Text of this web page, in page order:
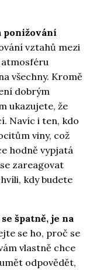
ponižování
vztahů mezi
všechny. Kromě
dobrým
ukazujete, že
Navíc i ten, kdo
viny, což
hodně vypjatá
zareagovat
kdy budete
špatně, je na
se ho, proč se
vlastně chce
odpovědět,